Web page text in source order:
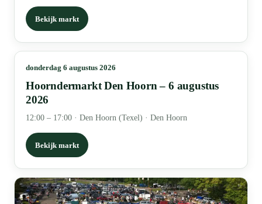
Bekijk markt
donderdag 6 augustus 2026
Hoorndermarkt Den Hoorn – 6 augustus
2026
12:00 – 17:00 · Den Hoorn (Texel) · Den Hoorn
Bekijk markt